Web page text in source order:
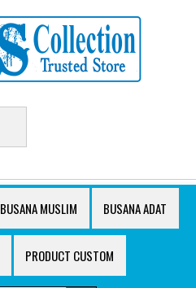
BUSANA MUSLIM BUSANA ADAT
PRODUCT CUSTOM